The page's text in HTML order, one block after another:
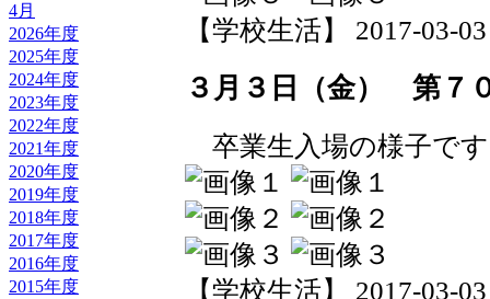
4月
2026年度
2025年度
2024年度
2023年度
2022年度
2021年度
2020年度
2019年度
2018年度
2017年度
2016年度
2015年度
【学校生活】 2017-03-
３月３日（金） 第７
卒業生入場の様子で
【学校生活】 2017-03-